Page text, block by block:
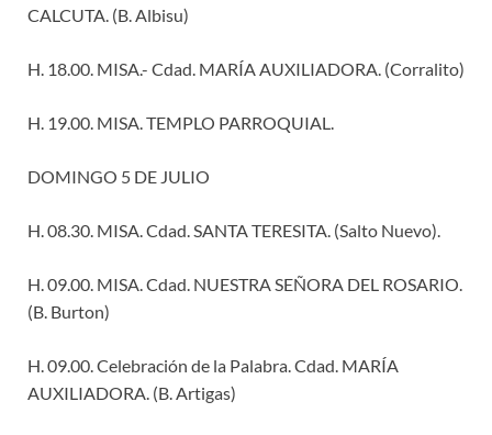
CALCUTA. (B. Albisu)
H. 18.00. MISA.- Cdad. MARÍA AUXILIADORA. (Corralito)
H. 19.00. MISA. TEMPLO PARROQUIAL.
DOMINGO 5 DE JULIO
H. 08.30. MISA. Cdad. SANTA TERESITA. (Salto Nuevo).
H. 09.00. MISA. Cdad. NUESTRA SEÑORA DEL ROSARIO.
(B. Burton)
H. 09.00. Celebración de la Palabra. Cdad. MARÍA
AUXILIADORA. (B. Artigas)